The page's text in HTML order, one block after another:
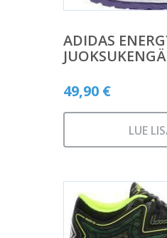
ADIDAS
49,90 €
LUE